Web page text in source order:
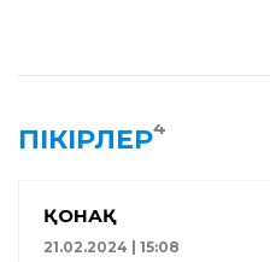
ПІКІРЛЕР4
ҚОНАҚ
21.02.2024 | 15:08